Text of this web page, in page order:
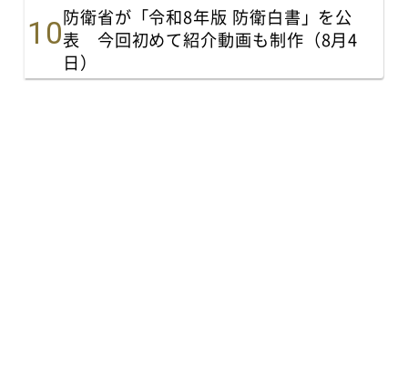
防衛省が「令和8年版 防衛白書」を公
表 今回初めて紹介動画も制作（8月4
日）